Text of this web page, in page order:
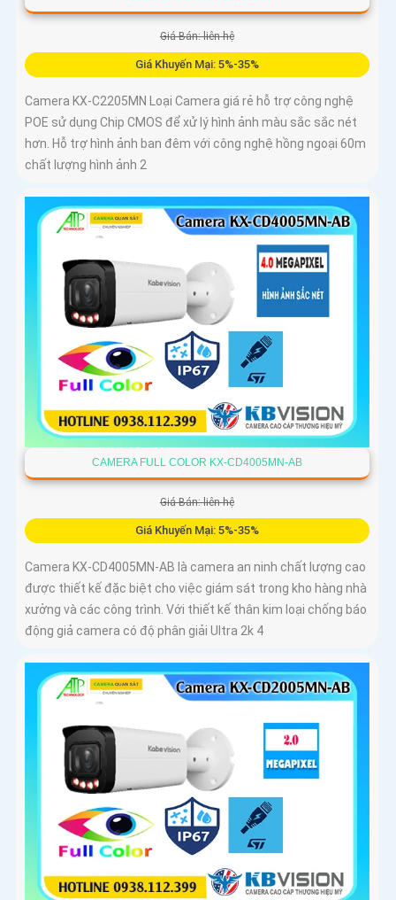
Giá Bán: liên hệ
Giá Khuyến Mại: 5%-35%
Camera KX-C2205MN Loại Camera giá rẻ hỗ trợ công nghệ
POE sử dụng Chip CMOS để xử lý hình ảnh màu sắc sắc nét
hơn. Hỗ trợ hình ảnh ban đêm với công nghệ hồng ngoại 60m
chất lượng hình ảnh 2
CAMERA FULL COLOR KX-CD4005MN-AB
Giá Bán: liên hệ
Giá Khuyến Mại: 5%-35%
Camera KX-CD4005MN-AB là camera an ninh chất lượng cao
được thiết kế đặc biệt cho việc giám sát trong kho hàng nhà
xưởng và các công trình. Với thiết kế thân kim loại chống báo
động giả camera có độ phân giải Ultra 2k 4